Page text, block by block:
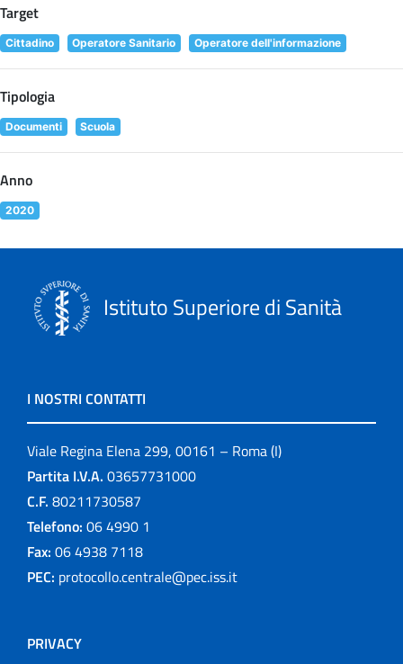
Target
Cittadino Operatore Sanitario Operatore dell'informazione
Tipologia
Documenti Scuola
Anno
2020
Istituto Superiore di Sanità
I NOSTRI CONTATTI
Viale Regina Elena 299, 00161 – Roma (I)
Partita I.V.A. 03657731000
C.F. 80211730587
Telefono: 06 4990 1
Fax: 06 4938 7118
PEC: protocollo.centrale@pec.iss.it
PRIVACY